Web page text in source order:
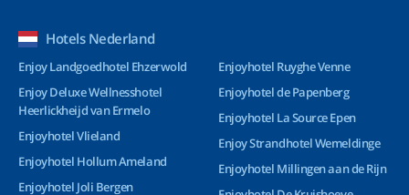
Hotels Nederland
Enjoy Landgoedhotel Ehzerwold
Enjoy Deluxe Wellnesshotel
Heerlickheijd van Ermelo
Enjoyhotel Vlieland
Enjoyhotel Hollum Ameland
Enjoyhotel Joli Bergen
Enjoyhotel Ruyghe Venne
Enjoyhotel de Papenberg
Enjoyhotel La Source Epen
Enjoy Strandhotel Wemeldinge
Enjoyhotel Millingen aan de Rijn